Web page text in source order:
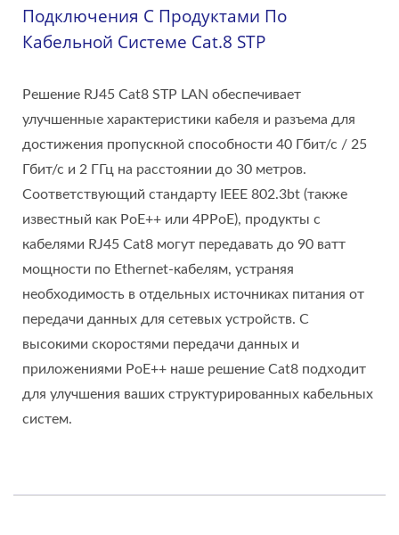
Подключения С Продуктами По
Кабельной Системе Cat.8 STP
Решение RJ45 Cat8 STP LAN обеспечивает
улучшенные характеристики кабеля и разъема для
достижения пропускной способности 40 Гбит/с / 25
Гбит/с и 2 ГГц на расстоянии до 30 метров.
Соответствующий стандарту IEEE 802.3bt (также
известный как PoE++ или 4PPoE), продукты с
кабелями RJ45 Cat8 могут передавать до 90 ватт
мощности по Ethernet-кабелям, устраняя
необходимость в отдельных источниках питания от
передачи данных для сетевых устройств. С
высокими скоростями передачи данных и
приложениями PoE++ наше решение Cat8 подходит
для улучшения ваших структурированных кабельных
систем.